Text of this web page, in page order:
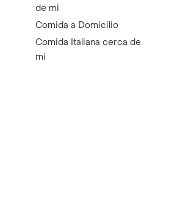
de mi
Comida a Domicilio
Comida Italiana cerca de
mi